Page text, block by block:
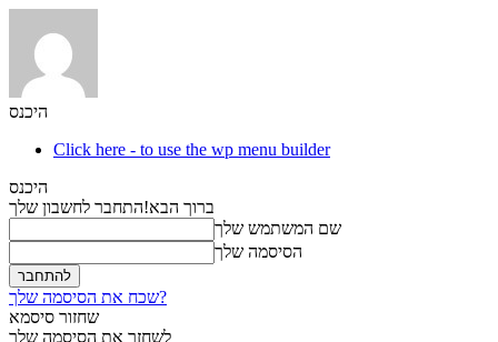
היכנס
Click here - to use the wp menu builder
היכנס
ברוך הבא!התחבר לחשבון שלך
שם המשתמש שלך
הסיסמה שלך
שכח את הסיסמה שלך?
שחזור סיסמא
לשחזר את הסיסמה שלך